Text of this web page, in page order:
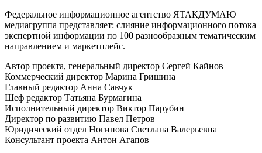
Федеральное информационное агентство ЯТАКДУМАЮ
медиагруппа представляет: слияние информационного потока
экспертной информации по 100 разнообразным тематическим
направлением и маркетплейс.
Автор проекта, генеральный директор Сергей Кайнов
Коммерческий директор Марина Гришина
Главный редактор Анна Савчук
Шеф редактор Татьяна Бурмагина
Исполнительный директор Виктор Парубин
Директор по развитию Павел Петров
Юридический отдел Ногинова Светлана Валерьевна
Консультант проекта Антон Агапов